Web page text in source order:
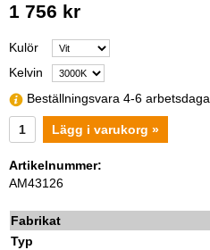
1 756 kr
Kulör
Kelvin
Beställningsvara 4-6
Lägg i varukorg »
Artikelnummer:
AM43126
Fabrikat
Typ